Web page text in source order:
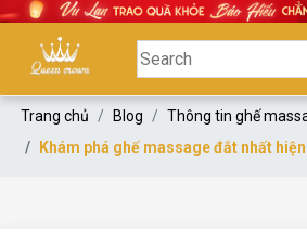
Trang chủ Blog
Thông tin ghế
Khám phá ghế massage đắt nhất